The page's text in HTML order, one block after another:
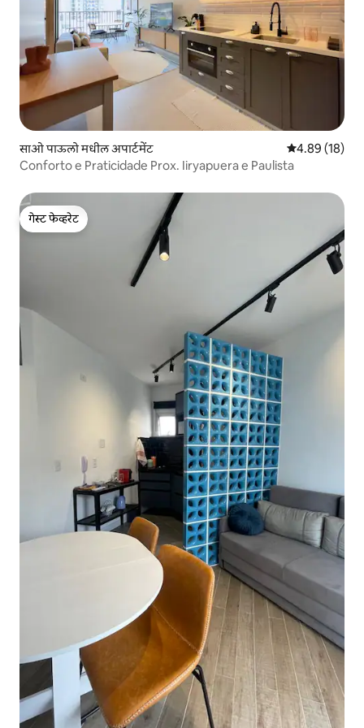
साओ पाऊलो मधील अपार्टमेंट 5 पैकी 4.89
4.89 (18)
Conforto e Praticidade Prox. Iiryapuera e Paulista
गेस्ट फेव्हरेट
गेस्ट फेव्हरेट